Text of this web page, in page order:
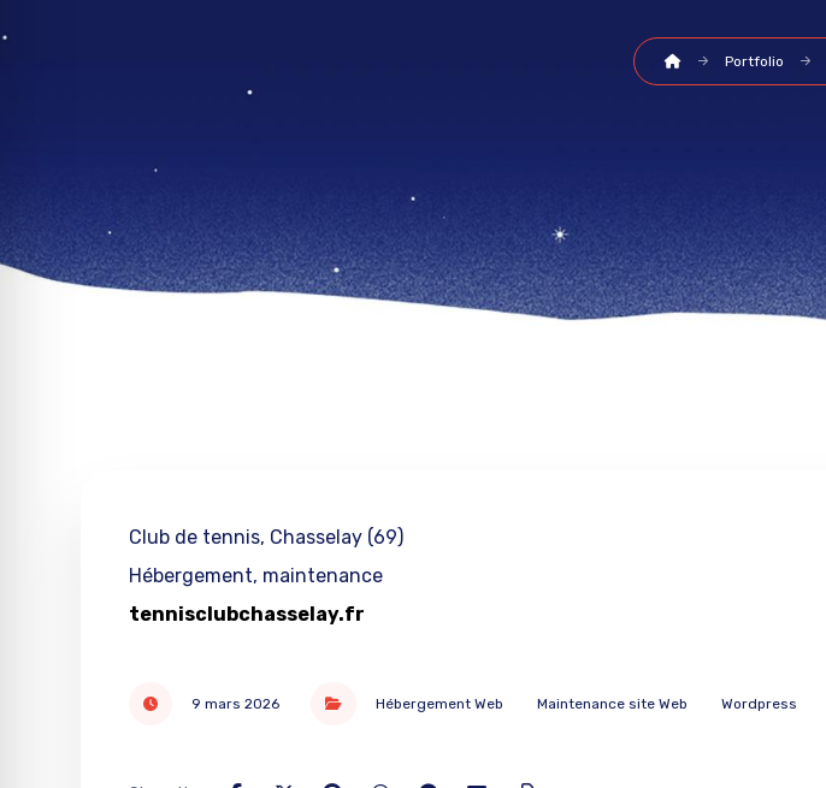
Portfolio
Club de tennis, Chasselay (69)
Hébergement, maintenance
tennisclubchasselay.fr
9 mars 2026 Hébergement Web Maintenance site Web Wordpress